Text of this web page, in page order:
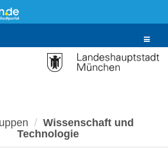
Toggle
Wissenschaft und
Technologie